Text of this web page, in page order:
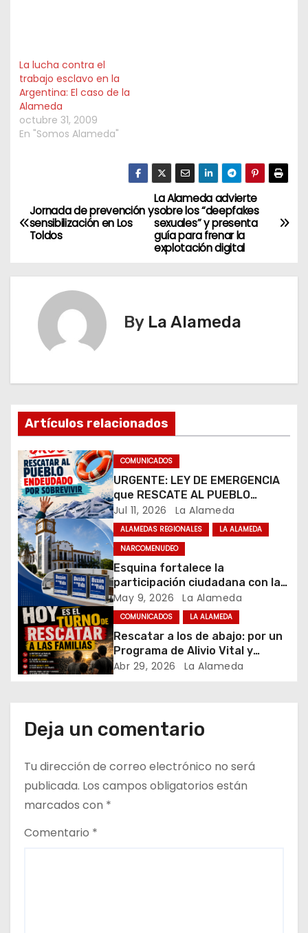
La lucha contra el
trabajo esclavo en la
Argentina: El caso de la
Alameda
octubre 31, 2009
En "Somos Alameda"
N
a
c
i
ó
n
d
e
e
n
t
r
a
a
s
La Alameda advierte
sobre los “deepfakes
sexuales” y presenta
guía para frenar la
explotación digital
Jornada de prevención y
sensibilización en Los
Toldos
By La Alameda
Artículos relacionados
COMUNICADOS
URGENTE: LEY DE EMERGENCIA
que RESCATE AL PUEBLO
ENDEUDADO PARA SOBREVIVIR
Jul 11, 2026 La Alameda
ALAMEDAS REGIONALES
LA ALAMEDA
NARCOMENUDEO
Esquina fortalece la
participación ciudadana con la
implementación de los
“Buzones de la Vida”, una
herramienta para la denuncia
anónima y la prevención
May 9, 2026 La Alameda
COMUNICADOS LA ALAMEDA
Rescatar a los de abajo: por un
Programa de Alivio Vital y
Reestructuración de las Deudas
Abr 29, 2026 La Alameda
Deja un comentario
Tu dirección de correo electrónico no será
publicada. Los campos obligatorios están
marcados con *
Comentario *